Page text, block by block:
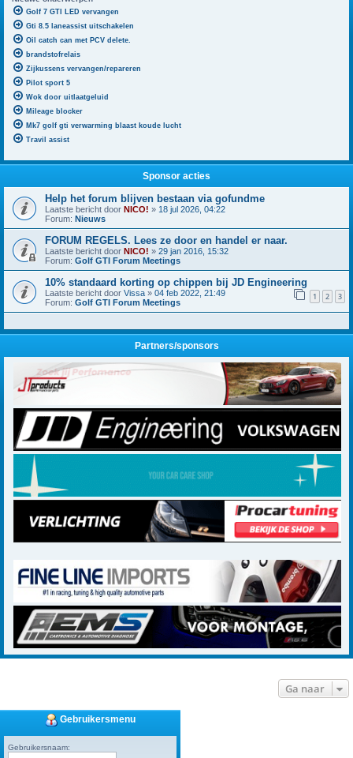
Golf 7 GTI LED vervangen
Gti 8.5 laneassist uitschakelen
Oil catch can met PCV delete.
brandstofrelais
Zijkussens vervangen/repareren
Pilot sport 5
Wok door uitlaatgeluid
Mileage blocker
Mk7 golf gti verwarming blaast koude lucht
Travil assist
Sponsor acties
Help het forum blijven bestaan via gofundme
Laatste bericht door NICO! » 18 jul 2026, 04:22
Forum: Nieuws
FORUM REGELS. Lees ze door en handel er naar.
Laatste bericht door NICO! » 29 jan 2016, 15:32
Forum: Golf GTI Forum Meetings
10% standaard korting op chippen bij JD Engineering
1 2 3
Laatste bericht door Vissa » 04 feb 2022, 21:49
Forum: Golf GTI Forum Meetings
Partners/sponsors
Ga naar
Gebruikersmenu
Gebruikersnaam: